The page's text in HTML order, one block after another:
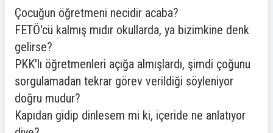
Çocuğun öğretmeni necidir acaba?
FETÖ'cü kalmış mıdır okullarda, ya bizimkine denk
gelirse?
PKK'lı öğretmenleri açığa almışlardı, şimdi çoğunu
sorgulamadan tekrar görev verildiği söyleniyor
doğru mudur?
Kapıdan gidip dinlesem mi ki, içeride ne anlatıyor